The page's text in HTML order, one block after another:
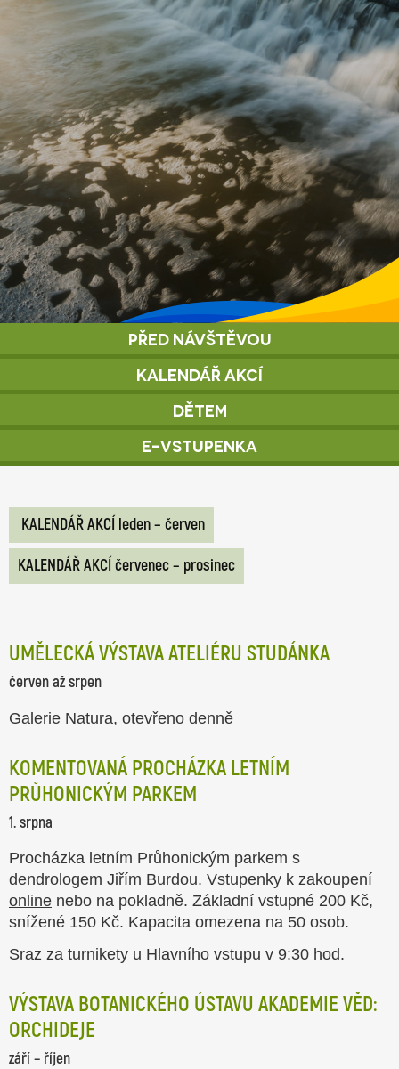
Před návštěvou
Kalendář akcí
Dětem
E-vstupenka
KALENDÁŘ AKCÍ leden – červen
KALENDÁŘ AKCÍ červenec – prosinec
UMĚLECKÁ VÝSTAVA ATELIÉRU STUDÁNKA
červen až srpen
Galerie Natura, otevřeno denně
KOMENTOVANÁ PROCHÁZKA LETNÍM
PRŮHONICKÝM PARKEM
1. srpna
Procházka letním Průhonickým parkem s
dendrologem Jiřím Burdou. Vstupenky k zakoupení
online nebo na pokladně. Základní vstupné 200 Kč,
snížené 150 Kč. Kapacita omezena na 50 osob.
Sraz za turnikety u Hlavního vstupu v 9:30 hod.
VÝSTAVA BOTANICKÉHO ÚSTAVU AKADEMIE VĚD:
ORCHIDEJE
září – říjen